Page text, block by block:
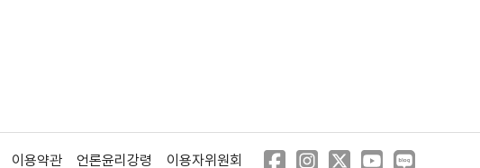
풍운대전
뱀파이어 클린업
이용약관 언론윤리강령 이용자위원회